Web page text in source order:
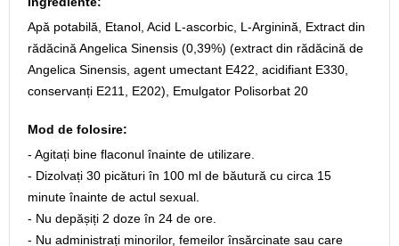
Apă potabilă, Etanol, Acid L-ascorbic, L-Arginină, Extract din
rădăcină Angelica Sinensis (0,39%) (extract din rădăcină de
Angelica Sinensis, agent umectant E422, acidifiant E330,
conservanți E211, E202), Emulgator Polisorbat 20
Mod de folosire:
- Agitați bine flaconul înainte de utilizare.
- Dizolvați 30 picături în 100 ml de băutură cu circa 15
minute înainte de actul sexual.
- Nu depășiți 2 doze în 24 de ore.
- Nu administrați minorilor, femeilor însărcinate sau care